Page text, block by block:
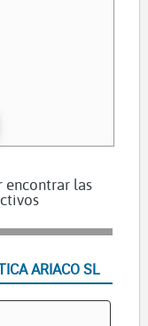
encontrar las
ARIACO SL